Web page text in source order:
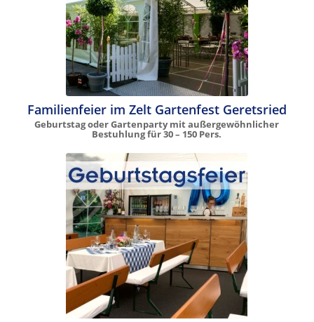
Familienfeier im Zelt Gartenfest Geretsried
Geburtstag oder Gartenparty mit außergewöhnlicher
Bestuhlung für 30 – 150 Pers.